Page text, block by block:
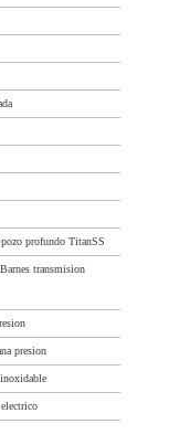
profundo TitanSS
transmision
presion